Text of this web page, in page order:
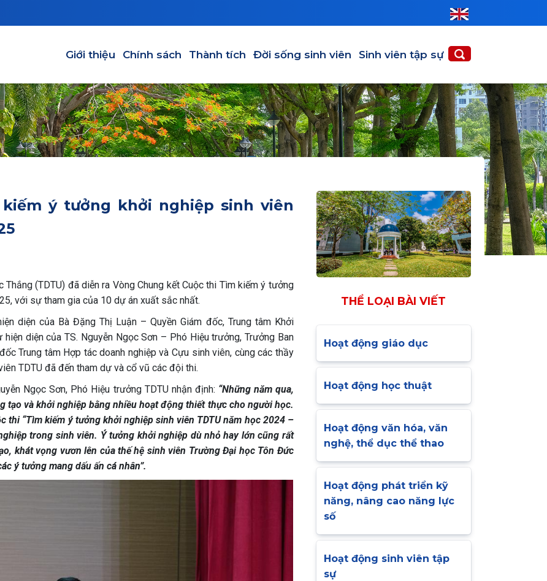
Giới thiệu Chính sách Thành tích Đời sống sinh viên Sinh viên tập sự
ý tưởng khởi nghiệp sinh viên
(TDTU) đã diễn ra Vòng Chung kết Cuộc thi Tìm kiếm ý tưởng
với sự tham gia của 10 dự án xuất sắc nhất.
diện của Bà Đặng Thị Luận – Quyền Giám đốc, Trung tâm Khởi
diện của TS. Nguyễn Ngọc Sơn – Phó Hiệu trưởng, Trưởng Ban
Trung tâm Hợp tác doanh nghiệp và Cựu sinh viên, cùng các thầy
TDTU đã đến tham dự và cổ vũ các đội thi.
Ngọc Sơn, Phó Hiệu trưởng TDTU nhận định: “Những năm qua,
tạo vàkhởi nghiệpbằng nhiều hoạt động thiết thực cho người học.
thi “Tìm kiếm ý tưởng khởi nghiệp sinh viên TDTU năm học 2024 –
trong sinh viên. Ý tưởng khởi nghiệp dù nhỏ hay lớn cũng rất
khát vọng vươn lên của thế hệ sinh viên Trường Đại học Tôn Đức
ý tưởng mang dấu ấn cá nhân”.
THỂ LOẠI BÀI VIẾT
Hoạt động giáo dục
Hoạt động học thuật
Hoạt động văn hóa, văn
nghệ, thể dục thể thao
Hoạt động phát triển kỹ
năng, nâng cao năng lực
số
Hoạt động sinh viên tập
sự